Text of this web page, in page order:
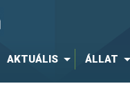
AKTUÁLIS ÁLLAT